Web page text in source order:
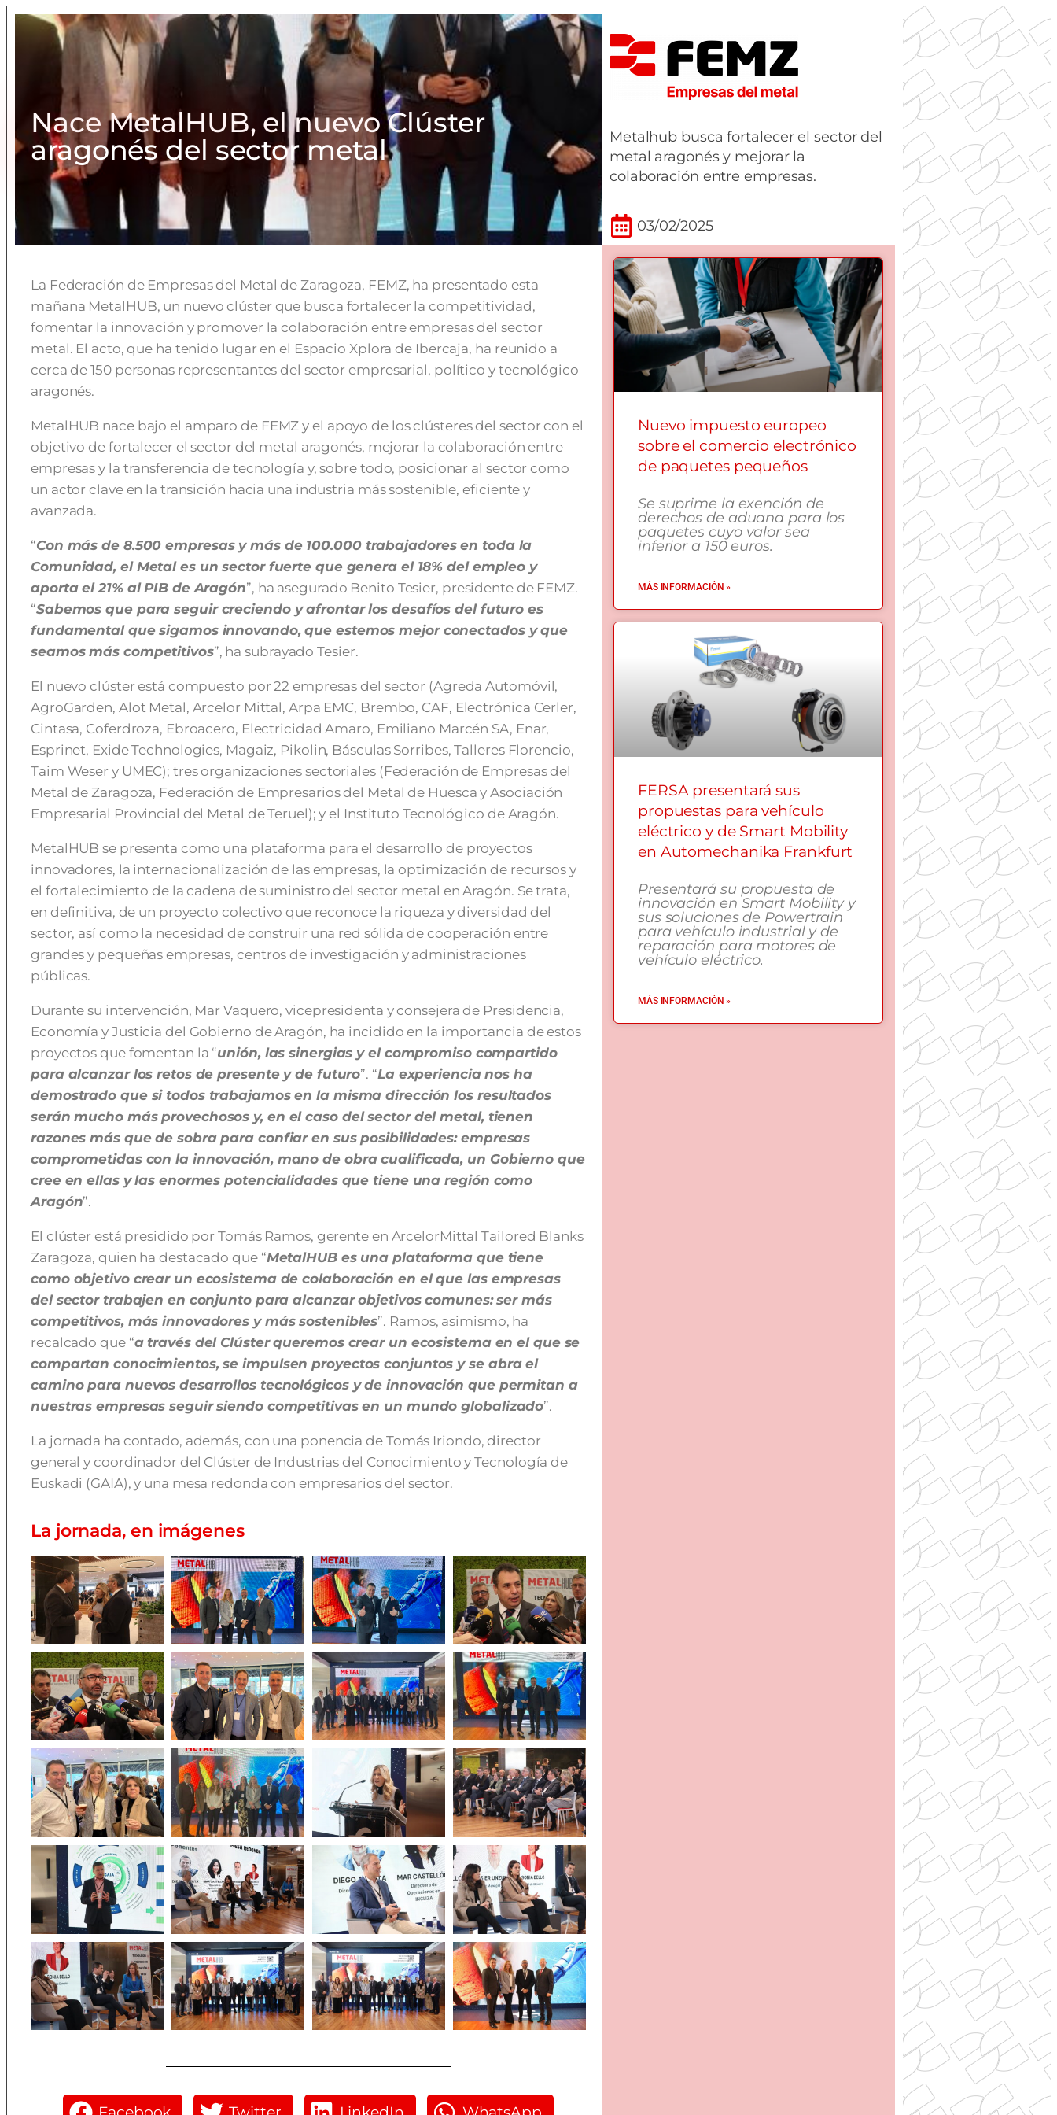
Nace MetalHUB, el nuevo Clúster
aragonés del sector metal
Metalhub busca fortalecer el sector del
metal aragonés y mejorar la
colaboración entre empresas.
03/02/2025
La Federación de Empresas del Metal de Zaragoza, FEMZ, ha presentado esta
mañana MetalHUB, un nuevo clúster que busca fortalecer la competitividad,
fomentar la innovación y promover la colaboración entre empresas del sector
metal. El acto, que ha tenido lugar en el Espacio Xplora de Ibercaja, ha reunido a
cerca de 150 personas representantes del sector empresarial, político y tecnológico
aragonés.
MetalHUB nace bajo el amparo de FEMZ y el apoyo de los clústeres del sector con el
objetivo de fortalecer el sector del metal aragonés, mejorar la colaboración entre
empresas y la transferencia de tecnología y, sobre todo, posicionar al sector como
un actor clave en la transición hacia una industria más sostenible, eficiente y
avanzada.
“Con más de 8.500 empresas y más de 100.000 trabajadores en toda la
Comunidad, el Metal es un sector fuerte que genera el 18% del empleo y
aporta el 21% al PIB de Aragón”, ha asegurado Benito Tesier, presidente de FEMZ.
“Sabemos que para seguir creciendo y afrontar los desafíos del futuro es
fundamental que sigamos innovando, que estemos mejor conectados y que
seamos más competitivos”, ha subrayado Tesier.
El nuevo clúster está compuesto por 22 empresas del sector (Agreda Automóvil,
AgroGarden, Alot Metal, Arcelor Mittal, Arpa EMC, Brembo, CAF, Electrónica Cerler,
Cintasa, Coferdroza, Ebroacero, Electricidad Amaro, Emiliano Marcén SA, Enar,
Esprinet, Exide Technologies, Magaiz, Pikolin, Básculas Sorribes, Talleres Florencio,
Taim Weser y UMEC); tres organizaciones sectoriales (Federación de Empresas del
Metal de Zaragoza, Federación de Empresarios del Metal de Huesca y Asociación
Empresarial Provincial del Metal de Teruel); y el Instituto Tecnológico de Aragón.
MetalHUB se presenta como una plataforma para el desarrollo de proyectos
innovadores, la internacionalización de las empresas, la optimización de recursos y
el fortalecimiento de la cadena de suministro del sector metal en Aragón. Se trata,
en definitiva, de un proyecto colectivo que reconoce la riqueza y diversidad del
sector, así como la necesidad de construir una red sólida de cooperación entre
grandes y pequeñas empresas, centros de investigación y administraciones
públicas.
Durante su intervención, Mar Vaquero, vicepresidenta y consejera de Presidencia,
Economía y Justicia del Gobierno de Aragón, ha incidido en la importancia de estos
proyectos que fomentan la “unión, las sinergias y el compromiso compartido
para alcanzar los retos de presente y de futuro”. “La experiencia nos ha
demostrado que si todos trabajamos en la misma dirección los resultados
serán mucho más provechosos y, en el caso del sector del metal, tienen
razones más que de sobra para confiar en sus posibilidades: empresas
comprometidas con la innovación, mano de obra cualificada, un Gobierno que
cree en ellas y las enormes potencialidades que tiene una región como
Aragón”.
El clúster está presidido por Tomás Ramos, gerente en ArcelorMittal Tailored Blanks
Zaragoza, quien ha destacado que “MetalHUB es una plataforma que tiene
como objetivo crear un ecosistema de colaboración en el que las empresas
del sector trabajen en conjunto para alcanzar objetivos comunes: ser más
competitivos, más innovadores y más sostenibles”. Ramos, asimismo, ha
recalcado que “a través del Clúster queremos crear un ecosistema en el que se
compartan conocimientos, se impulsen proyectos conjuntos y se abra el
camino para nuevos desarrollos tecnológicos y de innovación que permitan a
nuestras empresas seguir siendo competitivas en un mundo globalizado”.
La jornada ha contado, además, con una ponencia de Tomás Iriondo, director
general y coordinador del Clúster de Industrias del Conocimiento y Tecnología de
Euskadi (GAIA), y una mesa redonda con empresarios del sector.
La jornada, en imágenes
Nuevo impuesto europeo
sobre el comercio electrónico
de paquetes pequeños
Se suprime la exención de
derechos de aduana para los
paquetes cuyo valor sea
inferior a 150 euros.
MÁS INFORMACIÓN »
FERSA presentará sus
propuestas para vehículo
eléctrico y de Smart Mobility
en Automechanika Frankfurt
Presentará su propuesta de
innovación en Smart Mobility y
sus soluciones de Powertrain
para vehículo industrial y de
reparación para motores de
vehículo eléctrico.
MÁS INFORMACIÓN »